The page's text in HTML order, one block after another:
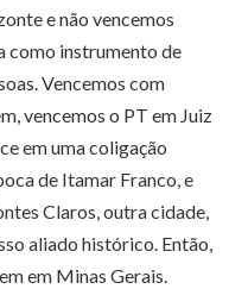
e não vencemos
como instrumento de
Vencemos com
vencemos o PT em Juiz
em uma coligação
de Itamar Franco, e
Claros, outra cidade,
aliado histórico. Então,
em Minas Gerais.